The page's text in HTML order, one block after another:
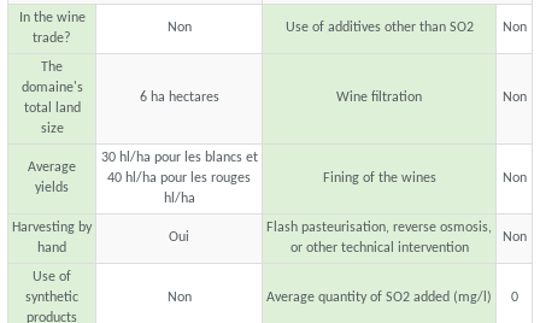
In the wine
trade?
Non Use of additives other than SO2 Non
The
domaine's
total land
size
6 ha hectares Wine filtration Non
Average
yields
30 hl/ha pour les blancs et
40 hl/ha pour les rouges
hl/ha
Fining of the wines Non
Harvesting by
hand
Oui
Flash pasteurisation, reverse osmosis,
or other technical intervention
Non
Use of
synthetic
products
Non Average quantity of SO2 added (mg/l) 0